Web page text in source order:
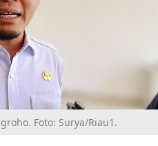
Foto: Surya/Riau1.